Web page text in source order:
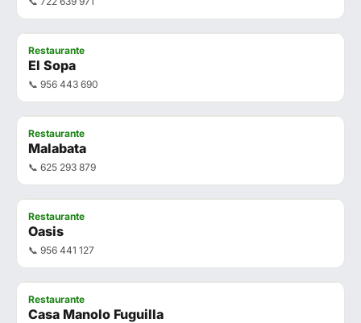
Restaurante
El Sopa
📞 956 443 690
Restaurante
Malabata
📞 625 293 879
Restaurante
Oasis
📞 956 441 127
Restaurante
Casa Manolo Fuguilla